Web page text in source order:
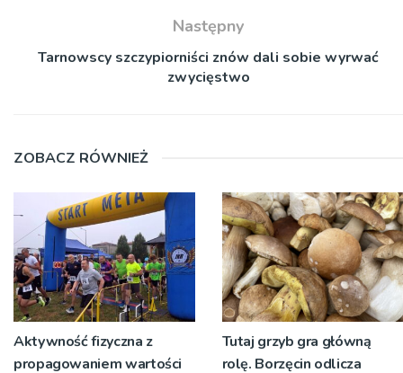
Następny
Tarnowscy szczypiorniści znów dali sobie wyrwać
zwycięstwo
ZOBACZ RÓWNIEŻ
Aktywność fizyczna z
propagowaniem wartości
Tutaj grzyb gra główną
rolę. Borzęcin odlicza